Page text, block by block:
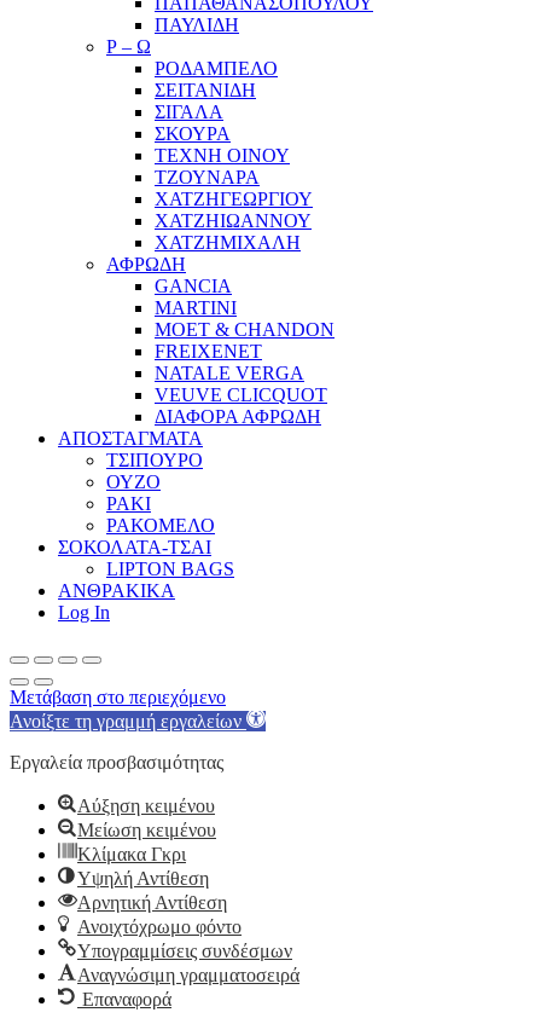
ΠΑΥΛΙΔΗ
Ρ – Ω
ΡΟΔΑΜΠΕΛΟ
ΣΕΙΤΑΝΙΔΗ
ΣΙΓΑΛΑ
ΣΚΟΥΡΑ
ΤΕΧΝΗ ΟΙΝΟΥ
ΤΖΟΥΝΑΡΑ
ΧΑΤΖΗΓΕΩΡΓΙΟΥ
ΧΑΤΖΗΙΩΑΝΝΟΥ
ΧΑΤΖΗΜΙΧΑΛΗ
ΑΦΡΩΔΗ
GANCIA
MARTINI
MOET & CHANDON
FREIXENET
NATALE VERGA
VEUVE CLICQUOT
ΔΙΑΦΟΡΑ ΑΦΡΩΔΗ
ΑΠΟΣΤΑΓΜΑΤΑ
ΤΣΙΠΟΥΡΟ
ΟΥΖΟ
ΡΑΚΙ
ΡΑΚΟΜΕΛΟ
ΣΟΚΟΛΑΤΑ-ΤΣΑΙ
LIPTON BAGS
ΑΝΘΡΑΚΙΚΑ
Log In
Μετάβαση στο περιεχόμενο
Ανοίξτε τη γραμμή εργαλείων
Εργαλεία προσβασιμότητας
Αύξηση κειμένου
Μείωση κειμένου
Κλίμακα Γκρι
Υψηλή Αντίθεση
Αρνητική Αντίθεση
Ανοιχτόχρωμο φόντο
Υπογραμμίσεις συνδέσμων
Αναγνώσιμη γραμματοσειρά
Επαναφορά